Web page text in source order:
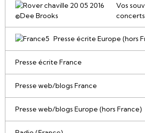
Vos
Presse écrite Europe (hors
Presse écrite France
Presse web/blogs France
Presse web/blogs Europe (hors France)